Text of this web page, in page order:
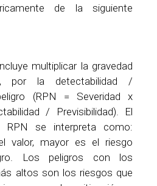
de la siguiente
multiplicar la gravedad
por la detectabilidad /
(RPN = Severidad x
/ Previsibilidad). El
RPN se interpreta como:
valor, mayor es el riesgo
Los peligros con los
altos son los riesgos que